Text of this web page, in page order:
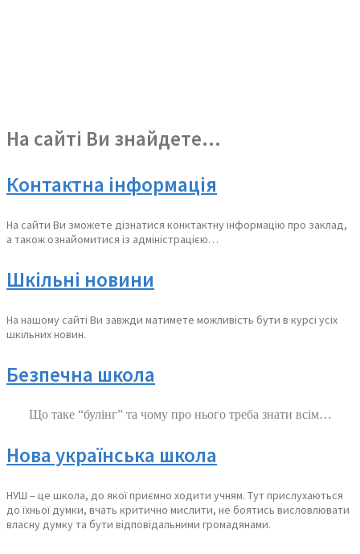
На сайті Ви знайдете…
Контактна інформація
На сайти Ви зможете дізнатися конктактну інформацію про заклад,
а також ознайомитися із адміністрацією…
Шкільні новини
На нашому сайті Ви завжди матимете можливість бути в курсі усіх
шкільних новин.
Безпечна школа
Що таке “булінг” та чому про нього треба знати всім…
Нова українська школа
НУШ – це школа, до якої приємно ходити учням. Тут прислухаються
до їхньої думки, вчать критично мислити, не боятись висловлювати
власну думку та бути відповідальними громадянами.